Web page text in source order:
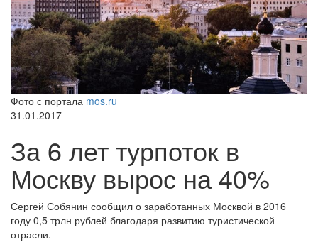
Фото с портала mos.ru
31.01.2017
За 6 лет турпоток в
Москву вырос на 40%
Сергей Собянин сообщил о заработанных Москвой в 2016
году 0,5 трлн рублей благодаря развитию туристической
отрасли.